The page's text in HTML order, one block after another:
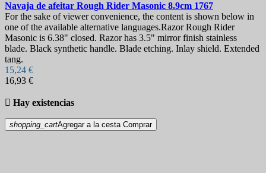
Navaja de afeitar Rough Rider Masonic 8.9cm 1767
For the sake of viewer convenience, the content is shown below in
one of the available alternative languages.Razor Rough Rider
Masonic is 6.38" closed. Razor has 3.5" mirror finish stainless
blade. Black synthetic handle. Blade etching. Inlay shield. Extended
tang.
15,24 €
16,93 €
 Hay existencias
shopping_cartAgregar a la cesta Comprar